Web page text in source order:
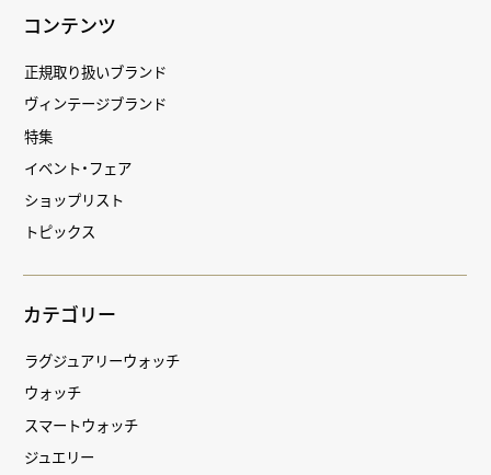
コンテンツ
正規取り扱いブランド
ヴィンテージブランド
特集
イベント・フェア
ショップリスト
トピックス
カテゴリー
ラグジュアリーウォッチ
ウォッチ
スマートウォッチ
ジュエリー